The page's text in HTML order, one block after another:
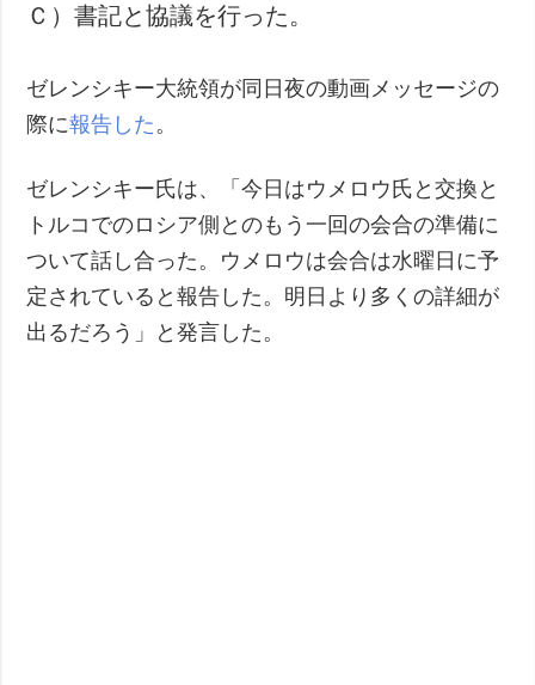
Ｃ）書記と協議を行った。
ゼレンシキー大統領が同日夜の動画メッセージの
際に報告した 。
ゼレンシキー氏は、「今日はウメロウ氏と交換と
トルコでのロシア側とのもう一回の会合の準備に
ついて話し合った。ウメロウは会合は水曜日に予
定されていると報告した。明日より多くの詳細が
出るだろう」と発言した。